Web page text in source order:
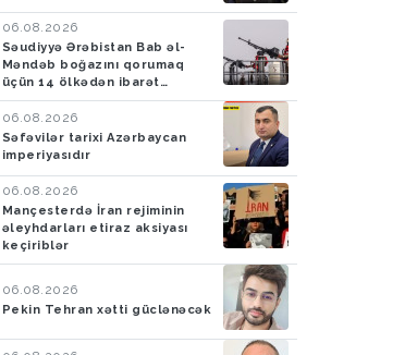
ərazilərdə suda batan 40
nəfərin meyiti tapılıb, 55
nəfər xilas edilib
ötən ay 788 mina,
PHS aşkarlanıb
06.08.2026
Səudiyyə Ərəbistan Bab əl-
Məndəb boğazını qorumaq
üçün 14 ölkədən ibarət
müdafiə koalisiyası yaradıb
06.08.2026
Səfəvilər tarixi Azərbaycan
imperiyasıdır
06.08.2026
Mançesterdə İran rejiminin
əleyhdarları etiraz aksiyası
keçiriblər
06.08.2026
Pekin Tehran xətti güclənəcək